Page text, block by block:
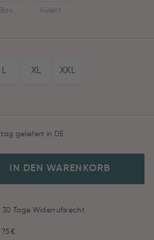
Blau Violett
L XL XXL
geliefert in DE
IN DEN WARENKORB
Tage Widerrufsrecht
€